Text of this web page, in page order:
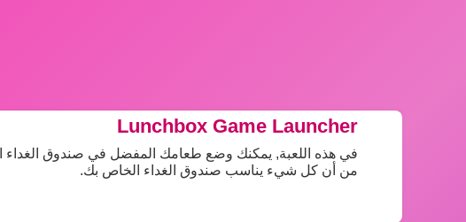
Lunchbox Game Launcher
في هذه اللعبة, يمكنك وضع طعامك المفضل في صندوق
من أن كل شيء يناسب صندوق الغداء الخاص بك.